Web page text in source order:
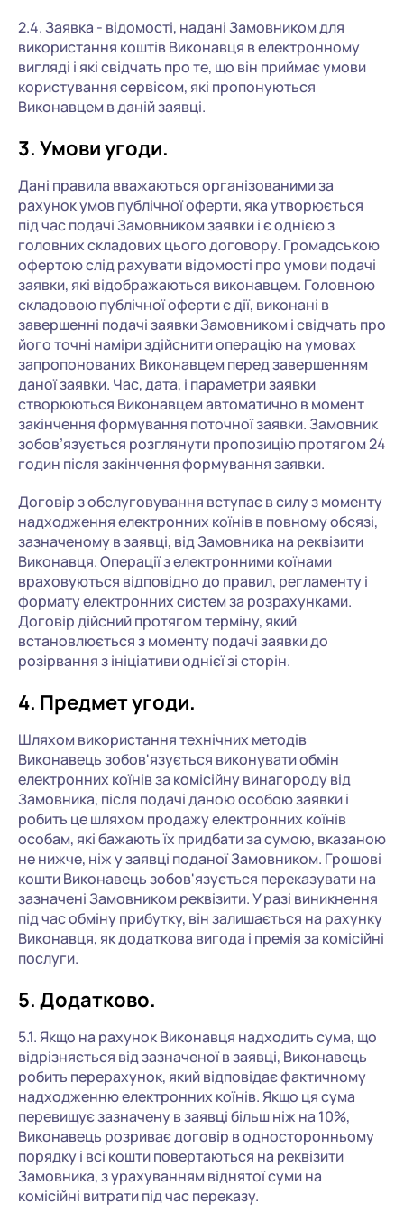
2.4. Заявка - відомості, надані Замовником для
використання коштів Виконавця в електронному
вигляді і які свідчать про те, що він приймає умови
користування сервісом, які пропонуються
Виконавцем в даній заявці.
3. Умови угоди.
Дані правила вважаються організованими за
рахунок умов публічної оферти, яка утворюється
під час подачі Замовником заявки і є однією з
головних складових цього договору. Громадською
офертою слід рахувати відомості про умови подачі
заявки, які відображаються виконавцем. Головною
складовою публічної оферти є дії, виконані в
завершенні подачі заявки Замовником і свідчать про
його точні наміри здійснити операцію на умовах
запропонованих Виконавцем перед завершенням
даної заявки. Час, дата, і параметри заявки
створюються Виконавцем автоматично в момент
закінчення формування поточної заявки. Замовник
зобов’язується розглянути пропозицію протягом 24
годин після закінчення формування заявки.
Договір з обслуговування вступає в силу з моменту
надходження електронних коїнів в повному обсязі,
зазначеному в заявці, від Замовника на реквізити
Виконавця. Операції з електронними коїнами
враховуються відповідно до правил, регламенту і
формату електронних систем за розрахунками.
Договір дійсний протягом терміну, який
встановлюється з моменту подачі заявки до
розірвання з ініціативи однієї зі сторін.
4. Предмет угоди.
Шляхом використання технічних методів
Виконавець зобов'язується виконувати обмін
електронних коїнів за комісійну винагороду від
Замовника, після подачі даною особою заявки і
робить це шляхом продажу електронних коїнів
особам, які бажають їх придбати за сумою, вказаною
не нижче, ніж у заявці поданої Замовником. Грошові
кошти Виконавець зобов'язується переказувати на
зазначені Замовником реквізити. У разі виникнення
під час обміну прибутку, він залишається на рахунку
Виконавця, як додаткова вигода і премія за комісійні
послуги.
5. Додатково.
5.1. Якщо на рахунок Виконавця надходить сума, що
відрізняється від зазначеної в заявці, Виконавець
робить перерахунок, який відповідає фактичному
надходженню електронних коїнів. Якщо ця сума
перевищує зазначену в заявці більш ніж на 10%,
Виконавець розриває договір в односторонньому
порядку і всі кошти повертаються на реквізити
Замовника, з урахуванням віднятої суми на
комісійні витрати під час переказу.